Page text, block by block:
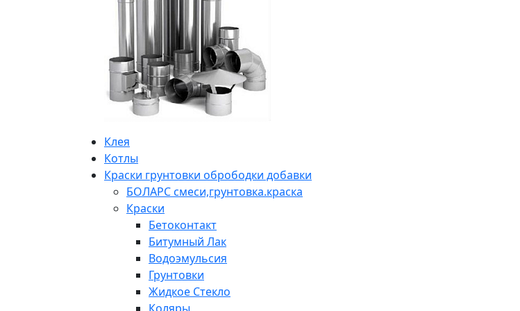
Клея
Котлы
Краски грунтовки обрободки добавки
БОЛАРС смеси,грунтовка.краска
Краски
Бетоконтакт
Битумный Лак
Водоэмульсия
Грунтовки
Жидкое Стекло